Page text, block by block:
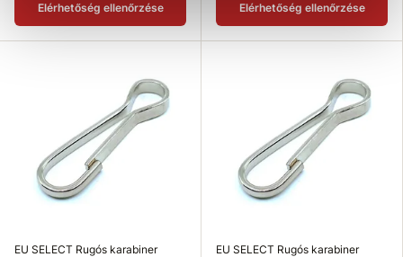
Elérhetőség ellenőrzése Elérhetőség ellenőrzése
EU SELECT Rugós karabiner
EU SELECT Rugós karabiner